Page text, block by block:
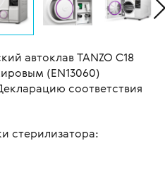
автоклав TANZO C18
(EN13060)
соответствия
стерилизатора: